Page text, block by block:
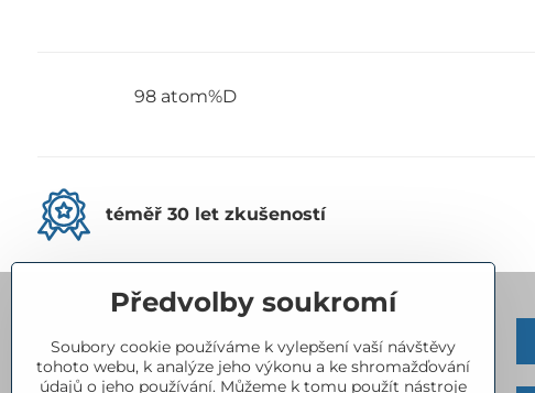
98 atom%D
téměř 30 let zkušeností
Eurorad, spol​. s r​.o​.
Předvolby soukromí
Soubory cookie používáme k vylepšení vaší návštěvy
tohoto webu, k analýze jeho výkonu a ke shromažďování
údajů o jeho používání. Můžeme k tomu použít nástroje